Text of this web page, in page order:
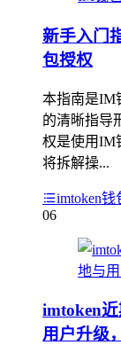
新手入门
包授权
本指南是IM
的清晰指导
权是使用IM
将拆解操...
imtoken
06
imtoken
用户升级